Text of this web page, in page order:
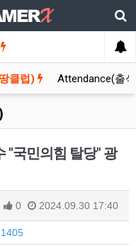
클럽) Attendance(출
"국민의힘 탈당" 광
0 2024.09.30 17:40